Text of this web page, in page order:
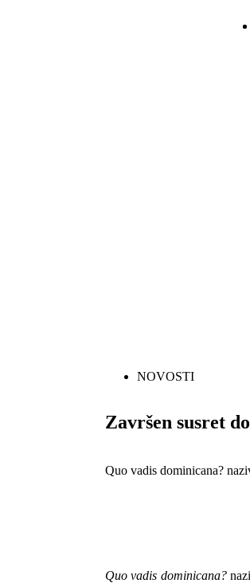
NOVOSTI
Završen susret
Quo vadis dominicana?
Quo vadis dominicana?